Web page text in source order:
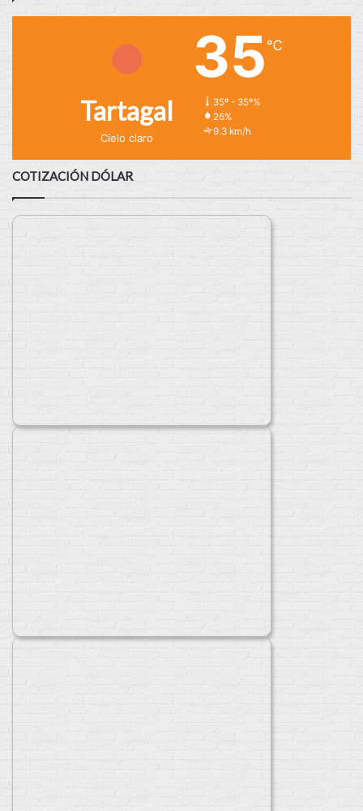
Tartagal
Cielo claro
35 ℃
35º - 35º%
26%
9.3 km/h
COTIZACIÓN DÓLAR